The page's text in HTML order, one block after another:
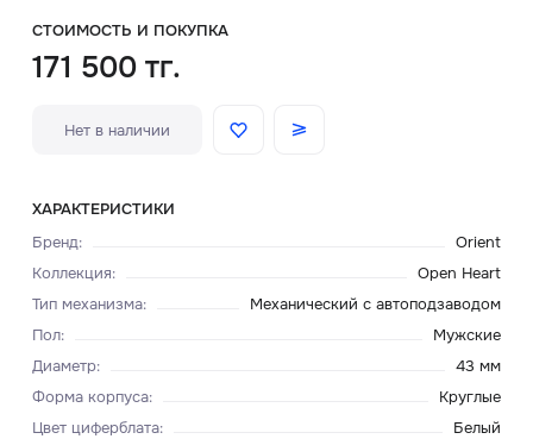
СТОИМОСТЬ И ПОКУПКА
171 500 тг.
Нет в наличии
ХАРАКТЕРИСТИКИ
Бренд:
Orient
Коллекция:
Open Heart
Тип механизма:
Механический с автоподзаводом
Пол:
Мужские
Диаметр:
43 мм
Форма корпуса:
Круглые
Цвет циферблата:
Белый
О нас